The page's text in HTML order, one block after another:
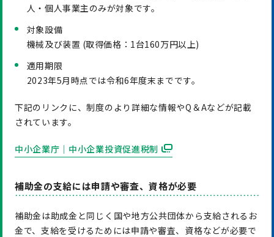
人・個人事業主のみが対象です。
対象設備
機械及び装置 (取得価格：1台160万円以上)
適用期限
2023年5月時点では令和6年度末までです。
下記のリンクに、制度のより詳細な情報やQ＆Aなどが記載
されています。
中小企業庁｜中小企業投資促進税制
補助金の支給には申請や審査、資格が必要
補助金は助成金と同じく国や地方公共団体から支給されるお
金で、支給を受けるためには申請や審査、資格などが必要で